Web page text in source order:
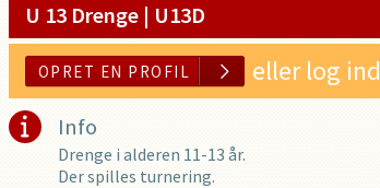
U 13 Drenge | U13D
eller log ind
Info
Drenge i alderen 11-13 år.
Der spilles turnering.